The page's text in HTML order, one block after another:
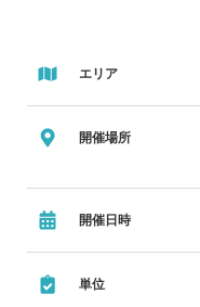
エリア
開催場所
開催日時
単位